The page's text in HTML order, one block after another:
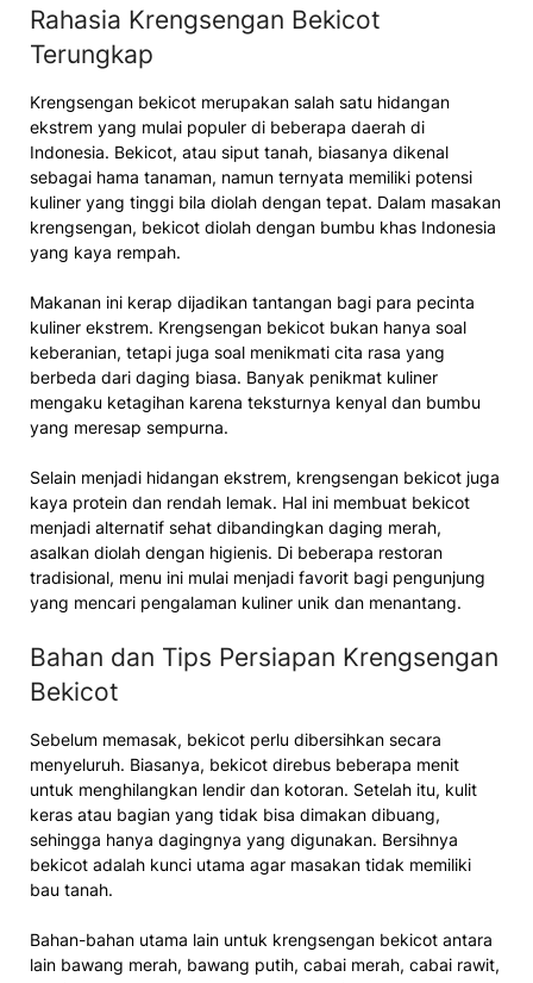
Rahasia Krengsengan Bekicot
Terungkap
Krengsengan bekicot merupakan salah satu hidangan
ekstrem yang mulai populer di beberapa daerah di
Indonesia. Bekicot, atau siput tanah, biasanya dikenal
sebagai hama tanaman, namun ternyata memiliki potensi
kuliner yang tinggi bila diolah dengan tepat. Dalam masakan
krengsengan, bekicot diolah dengan bumbu khas Indonesia
yang kaya rempah.
Makanan ini kerap dijadikan tantangan bagi para pecinta
kuliner ekstrem. Krengsengan bekicot bukan hanya soal
keberanian, tetapi juga soal menikmati cita rasa yang
berbeda dari daging biasa. Banyak penikmat kuliner
mengaku ketagihan karena teksturnya kenyal dan bumbu
yang meresap sempurna.
Selain menjadi hidangan ekstrem, krengsengan bekicot juga
kaya protein dan rendah lemak. Hal ini membuat bekicot
menjadi alternatif sehat dibandingkan daging merah,
asalkan diolah dengan higienis. Di beberapa restoran
tradisional, menu ini mulai menjadi favorit bagi pengunjung
yang mencari pengalaman kuliner unik dan menantang.
Bahan dan Tips Persiapan Krengsengan
Bekicot
Sebelum memasak, bekicot perlu dibersihkan secara
menyeluruh. Biasanya, bekicot direbus beberapa menit
untuk menghilangkan lendir dan kotoran. Setelah itu, kulit
keras atau bagian yang tidak bisa dimakan dibuang,
sehingga hanya dagingnya yang digunakan. Bersihnya
bekicot adalah kunci utama agar masakan tidak memiliki
bau tanah.
Bahan-bahan utama lain untuk krengsengan bekicot antara
lain bawang merah, bawang putih, cabai merah, cabai rawit,